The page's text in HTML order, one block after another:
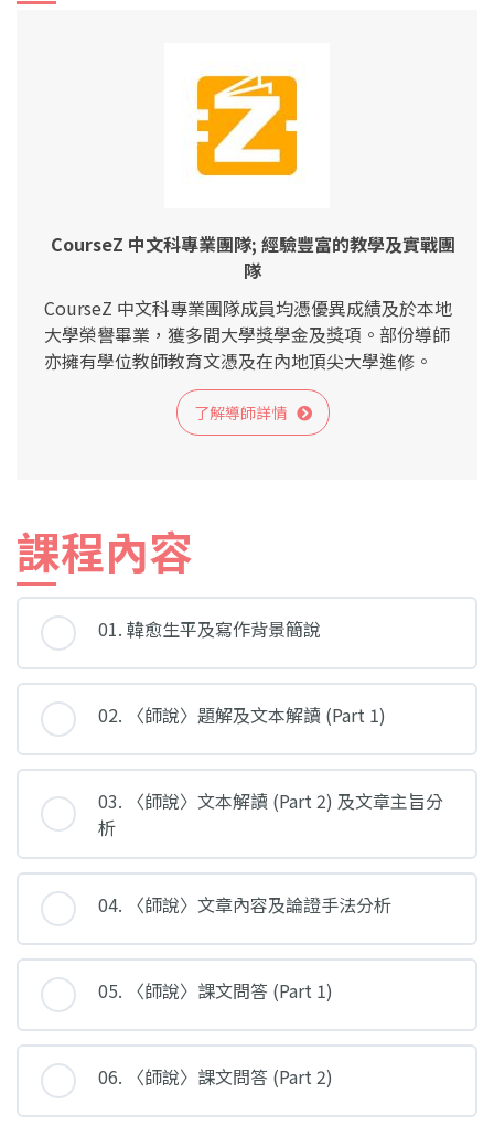
CourseZ 中文科專業團隊; 經驗豐富的教學及實戰團
隊
CourseZ 中文科專業團隊成員均憑優異成績及於本地
大學榮譽畢業，獲多間大學獎學金及獎項。部份導師
亦擁有學位教師教育文憑及在內地頂尖大學進修。
了解導師詳情
課程內容
01. 韓愈生平及寫作背景簡說
02. 〈師說〉題解及文本解讀 (Part 1)
03. 〈師說〉文本解讀 (Part 2) 及文章主旨分
析
04. 〈師說〉文章內容及論證手法分析
05. 〈師說〉課文問答 (Part 1)
06. 〈師說〉課文問答 (Part 2)